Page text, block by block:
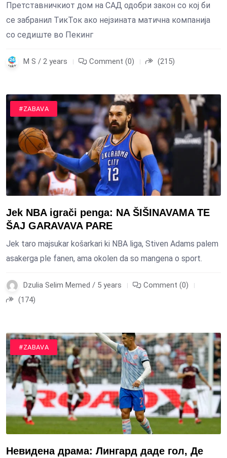
Претставничкиот дом на САД одобри закон со кој би
се забранил ТикТок ако нејзината матична компанија
со седиште во Пекинг
M S / 2 years Comment (0) (215)
#SPORT
#ZABAVA
Jek NBA igrači penga: NA ŠIŠINAVAMA TE
ŠAJ GARAVAVA PARE
Jek taro majsukar košarkari ki NBA liga, Stiven Adams palem
asakerga ple fanen, ama okolen da so mangena o sport.
Dzulia Selim Memed / 5 years
Comment (0)
(174)
#SPORT
#ZABAVA
Невидена драма: Лингард даде гол, Де